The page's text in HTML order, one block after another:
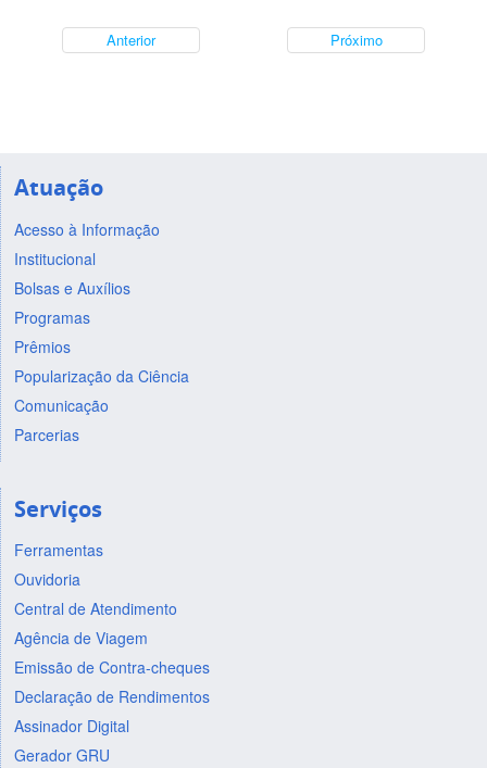
Anterior Próximo
Atuação
Acesso à Informação
Institucional
Bolsas e Auxílios
Programas
Prêmios
Popularização da Ciência
Comunicação
Parcerias
Serviços
Ferramentas
Ouvidoria
Central de Atendimento
Agência de Viagem
Emissão de Contra-cheques
Declaração de Rendimentos
Assinador Digital
Gerador GRU